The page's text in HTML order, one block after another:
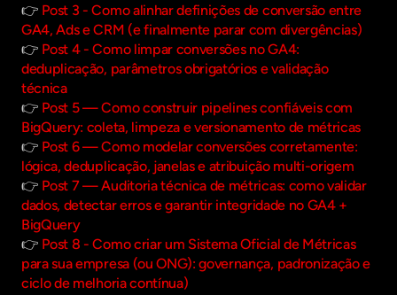
👉 Post 3 - Como alinhar definições de conversão entre
GA4, Ads e CRM (e finalmente parar com divergências)
👉 Post 4 - Como limpar conversões no GA4:
deduplicação, parâmetros obrigatórios e validação
técnica
👉 Post 5 — Como construir pipelines confiáveis com
BigQuery: coleta, limpeza e versionamento de métricas
👉 Post 6 — Como modelar conversões corretamente:
lógica, deduplicação, janelas e atribuição multi-origem
👉 Post 7 — Auditoria técnica de métricas: como validar
dados, detectar erros e garantir integridade no GA4 +
BigQuery
👉 Post 8 - Como criar um Sistema Oficial de Métricas
para sua empresa (ou ONG): governança, padronização e
ciclo de melhoria contínua)